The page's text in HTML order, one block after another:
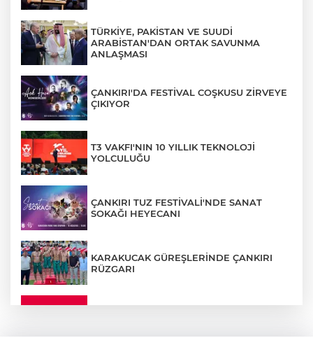
TÜRKİYE, PAKİSTAN VE SUUDİ
ARABİSTAN'DAN ORTAK SAVUNMA
ANLAŞMASI
ÇANKIRI'DA FESTİVAL COŞKUSU ZİRVEYE
ÇIKIYOR
T3 VAKFI'NIN 10 YILLIK TEKNOLOJİ
YOLCULUĞU
ÇANKIRI TUZ FESTİVALİ'NDE SANAT
SOKAĞI HEYECANI
KARAKUCAK GÜREŞLERİNDE ÇANKIRI
RÜZGARI